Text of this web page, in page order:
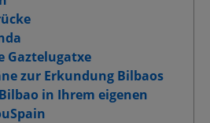
Gaztelugatxe
zur Erkundung Bilbaos
in Ihrem eigenen
bestätigen